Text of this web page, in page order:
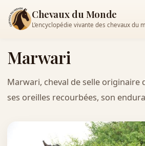
Chevaux du Monde
L’encyclopédie vivante des chevaux du
Marwari
Marwari, cheval de selle originaire
ses oreilles recourbées, son